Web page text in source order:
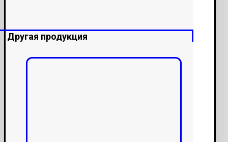
Другая продукция